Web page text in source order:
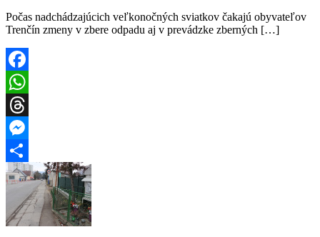
Počas nadchádzajúcich veľkonočných sviatkov čakajú obyvateľov
Trenčín zmeny v zbere odpadu aj v prevádzke zberných […]
Facebook
WhatsApp
Threads
Messenger
Share